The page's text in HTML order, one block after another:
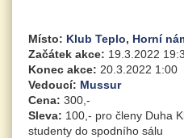
Místo: Klub Teplo, Horní
Začátek akce: 19.3.2022
Konec akce: 20.3.2022 1:00
Vedoucí: Mussur
Cena: 300,-
Sleva: 100,- pro členy Duha
studenty do spodního sálu